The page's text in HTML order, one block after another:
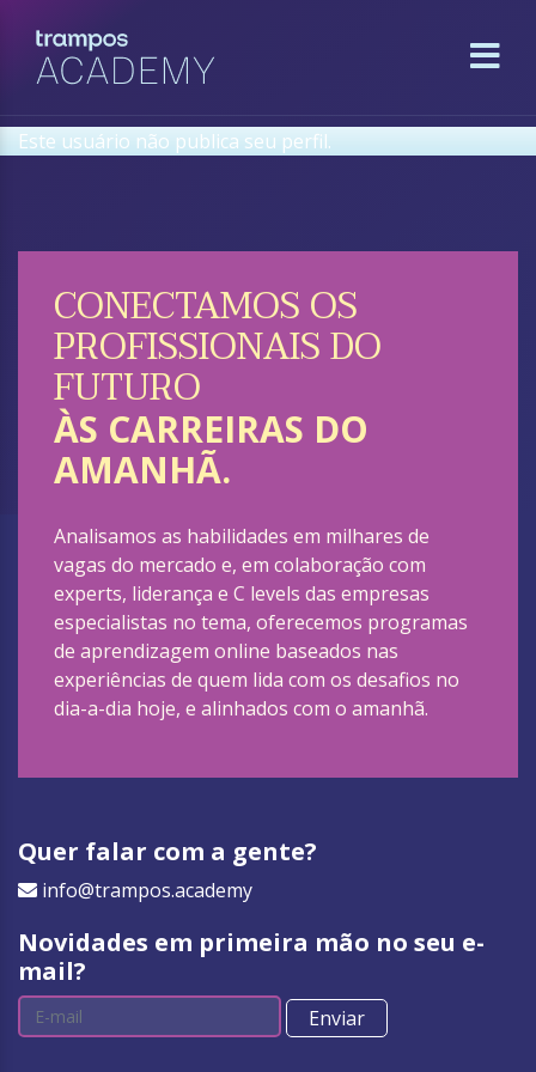
Este usuário não publica seu perfil.
CONECTAMOS OS
PROFISSIONAIS DO
FUTURO
ÀS CARREIRAS DO
AMANHÃ.
Analisamos as habilidades em milhares de
vagas do mercado e, em colaboração com
experts, liderança e C levels das empresas
especialistas no tema, oferecemos programas
de aprendizagem online baseados nas
experiências de quem lida com os desafios no
dia-a-dia hoje, e alinhados com o amanhã.
Quer falar com a gente?
info@trampos.academy
Novidades em primeira mão no seu e-
mail?
Enviar